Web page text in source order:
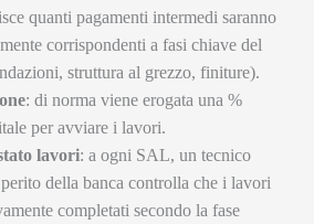
quanti pagamenti intermedi saranno
corrispondenti a fasi chiave del
struttura al grezzo, finiture).
: di norma viene erogata una %
per avviare i lavori.
lavori: a ogni SAL, un tecnico
della banca controlla che i lavori
completati secondo la fase